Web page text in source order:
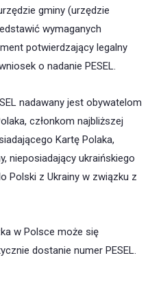
gminy (urzędzie
wymaganych
potwierdzający legalny
o nadanie PESEL.
nadawany jest obywatelom
członkom najbliższej
Kartę Polaka,
nieposiadający ukraińskiego
Polski z Ukrainy w związku z
w Polsce może się
dostanie numer PESEL.